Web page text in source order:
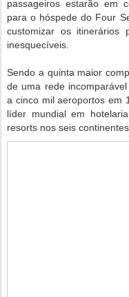
passageiros estarão em
para o hóspede do Four
customizar os itinerários
inesquecíveis.
Sendo a quinta maior
de uma rede
a cinco mil aeroportos em
líder mundial em
resorts nos seis continentes.